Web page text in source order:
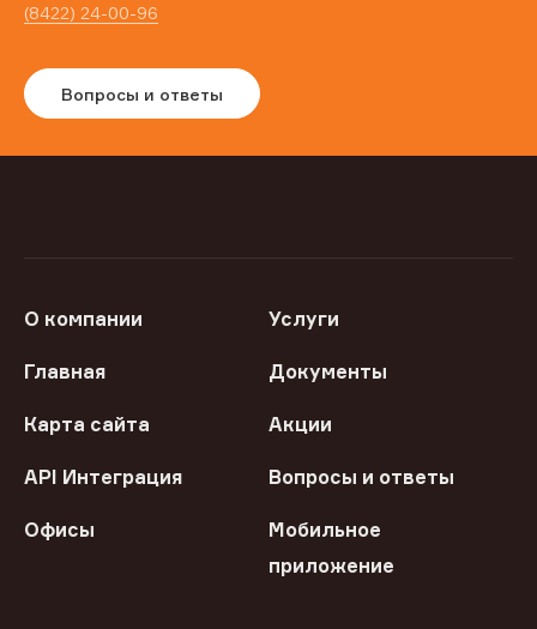
(8422) 24-00-96
Вопросы и ответы
О компании Услуги
Главная Документы
Карта сайта Акции
API Интеграция Вопросы и ответы
Офисы
Мобильное
приложение